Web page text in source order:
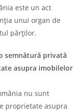
este un act
unui organ de
părților.
semnătură privată
asupra imobilelor
nu sunt
proprietate asupra